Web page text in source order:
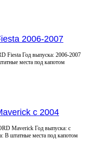
2006-2007
Fiesta Год выпуска: 2006-2007
места под капотом
с 2004
Maverick Год выпуска: с
В штатные места под капотом